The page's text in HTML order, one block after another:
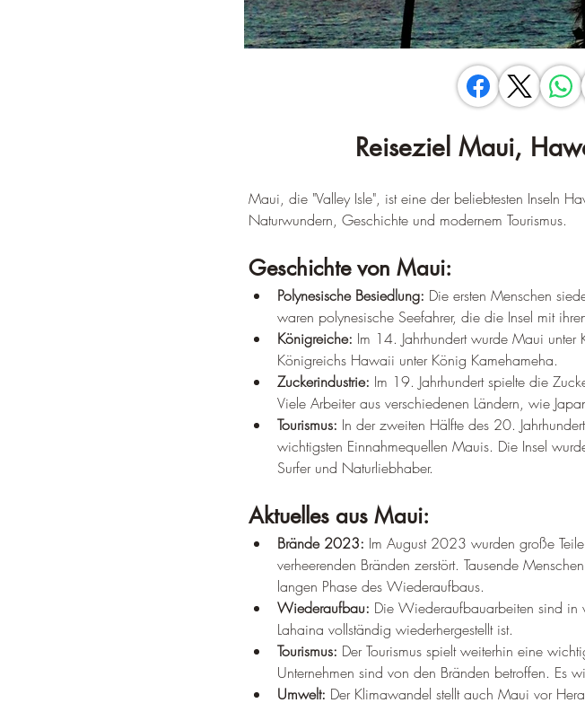
Reiseziel Maui,
Maui, die "Valley Isle", ist eine der beliebtesten Inseln
Naturwundern, Geschichte und modernem Tourismus.
Geschichte von Maui:
Polynesische Besiedlung: Die ersten Menschen
waren polynesische Seefahrer, die die Insel mit
Königreiche: Im 14. Jahrhundert wurde Maui unter
Königreichs Hawaii unter König Kamehameha.
Zuckerindustrie: Im 19. Jahrhundert spielte die
Viele Arbeiter aus verschiedenen Ländern, wie
Tourismus: In der zweiten Hälfte des 20.
wichtigsten Einnahmequellen Mauis. Die Insel
Surfer und Naturliebhaber.
Aktuelles aus Maui:
Brände 2023: Im August 2023 wurden große
verheerenden Bränden zerstört. Tausende
langen Phase des Wiederaufbaus.
Wiederaufbau: Die Wiederaufbauarbeiten sind in
Lahaina vollständig wiederhergestellt ist.
Tourismus: Der Tourismus spielt weiterhin eine
Unternehmen sind von den Bränden betroffen. Es
Umwelt: Der Klimawandel stellt auch Maui vor